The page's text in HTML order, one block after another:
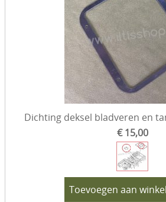
Dichting deksel bladveren en
€ 15,00
Toevoegen aan